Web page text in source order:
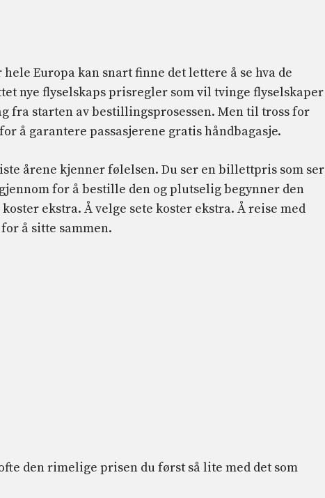
Europa kan snart finne det lettere å se hva de
nye flyselskaps prisregler som vil tvinge flyselskaper
fra starten av bestillingsprosessen. Men til tross for
å garantere passasjerene gratis håndbagasje.
årene kjenner følelsen. Du ser en billettpris som ser
for å bestille den og plutselig begynner den
ekstra. Å velge sete koster ekstra. Å reise med
å sitte sammen.
den rimelige prisen du først så lite med det som